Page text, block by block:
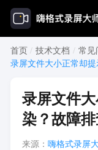
首页 / 技术文档 / 常见
录屏文件大小正常却
录屏文件
染？故障
来源： 嗨格式录屏